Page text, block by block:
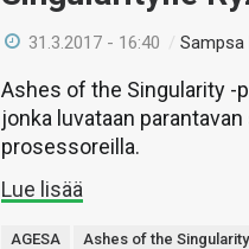
31.3.2017 - 16:40 /Sampsa
Ashes of the Singularity -
jonka luvataan
prosessoreilla.
Lue lisää
AGESA Ashes of the Singularity